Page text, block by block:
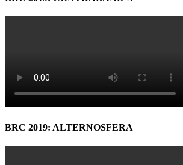
BRC 2019: ALTERNOSFERA